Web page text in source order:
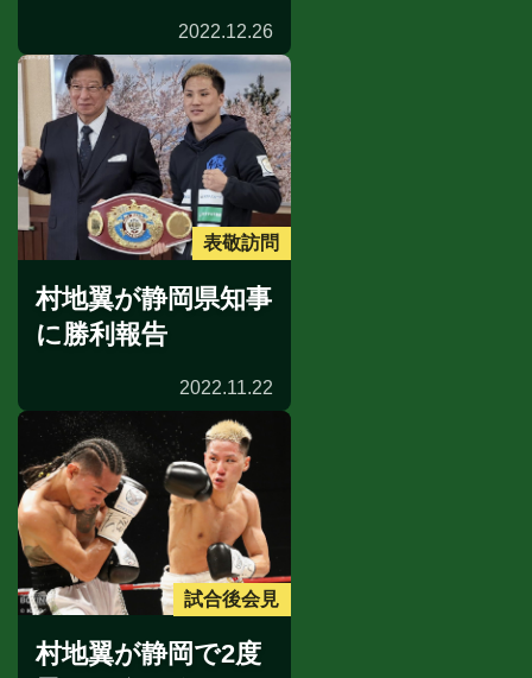
2022.12.26
表敬訪問
村地翼が静岡県知事
に勝利報告
2022.11.22
試合後会見
村地翼が静岡で2度